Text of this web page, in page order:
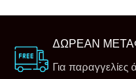
ΔΩΡΕΑΝ
Για παραγγελίες